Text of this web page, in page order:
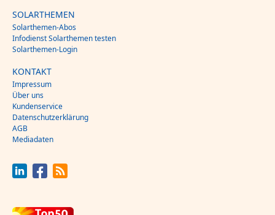
SOLARTHEMEN
Solarthemen-Abos
Infodienst Solarthemen testen
Solarthemen-Login
KONTAKT
Impressum
Über uns
Kundenservice
Datenschutzerklärung
AGB
Mediadaten